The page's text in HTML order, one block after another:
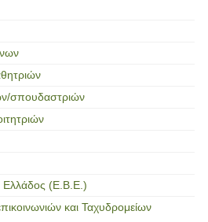
σπουδαστριών
Ελλάδος (Ε.Β.Ε.)
και Ταχυδρομείων